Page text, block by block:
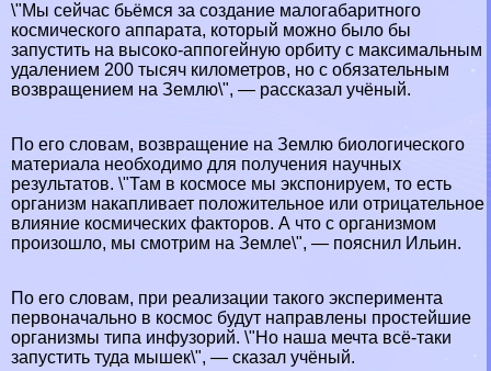
\"Мы сейчас бьёмся за создание малогабаритного
космического аппарата, который можно было бы
запустить на высоко-аппогeйную орбиту с максимальным
удалением 200 тысяч километров, но с обязательным
возвращением на Землю\", — рассказал учёный.
По его словам, возвращение на Землю биологического
материала необходимо для получения научных
результатов. \"Там в космосе мы экспонируем, то есть
организм накапливает положительное или отрицательное
влияние космических факторов. А что с организмом
произошло, мы смотрим на Земле\", — пояснил Ильин.
По его словам, при реализации такого эксперимента
первоначально в космос будут направлены простейшие
организмы типа инфузорий. \"Но наша мечта всё-таки
запустить туда мышек\", — сказал учёный.